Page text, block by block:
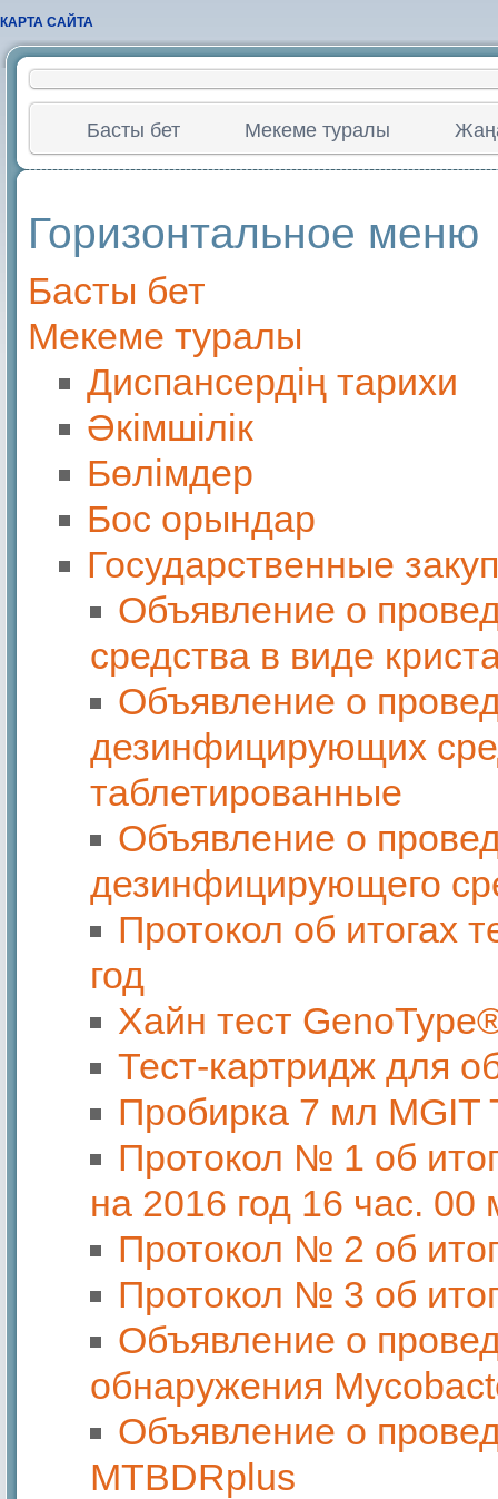
КАРТА САЙТА
Басты бет Мекеме туралы
Горизонтальное меню
Басты бет
Мекеме туралы
Диспансердің тарихи
Әкімшілік
Бөлімдер
Бос орындар
Государственные
Объявление о
средства в виде
Объявление о
дезинфицирующих
таблетированные
Объявление о
дезинфицирующего
Протокол об итогах
год
Хайн тест
Тест-картридж для
Пробирка 7 мл
Протокол № 1 об
на 2016 год 16 час. 00
Протокол № 2 об
Протокол № 3 об
Объявление о
обнаружения
Объявление о
MTBDRplus